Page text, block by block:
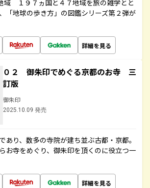
域 １９７ヵ国と４７地域を旅の雑学とと
「地球の歩き方」の図鑑シリーズ第２弾が
詳細を見る
０２ 御朱印でめぐる京都のお寺 三
訂版
御朱印
2025.10.09 発売
あり、数多の寺院が建ち並ぶ古都・京都。
お寺をめぐり、御朱印を頂くのに役立つ一
詳細を見る